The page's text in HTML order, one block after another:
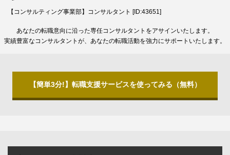
【コンサルティング事業部】コンサルタント [ID:43651]
あなたの転職意向に沿った専任コンサルタントをアサインいたします。
実績豊富なコンサルタントが、あなたの転職活動を強力にサポートいたします。
【簡単3分!】転職支援サービスを使ってみる（無料）